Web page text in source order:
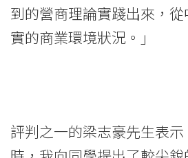
到的營商理論實踐出來，
實的商業環境狀況。」
評判之一的梁志豪先生表